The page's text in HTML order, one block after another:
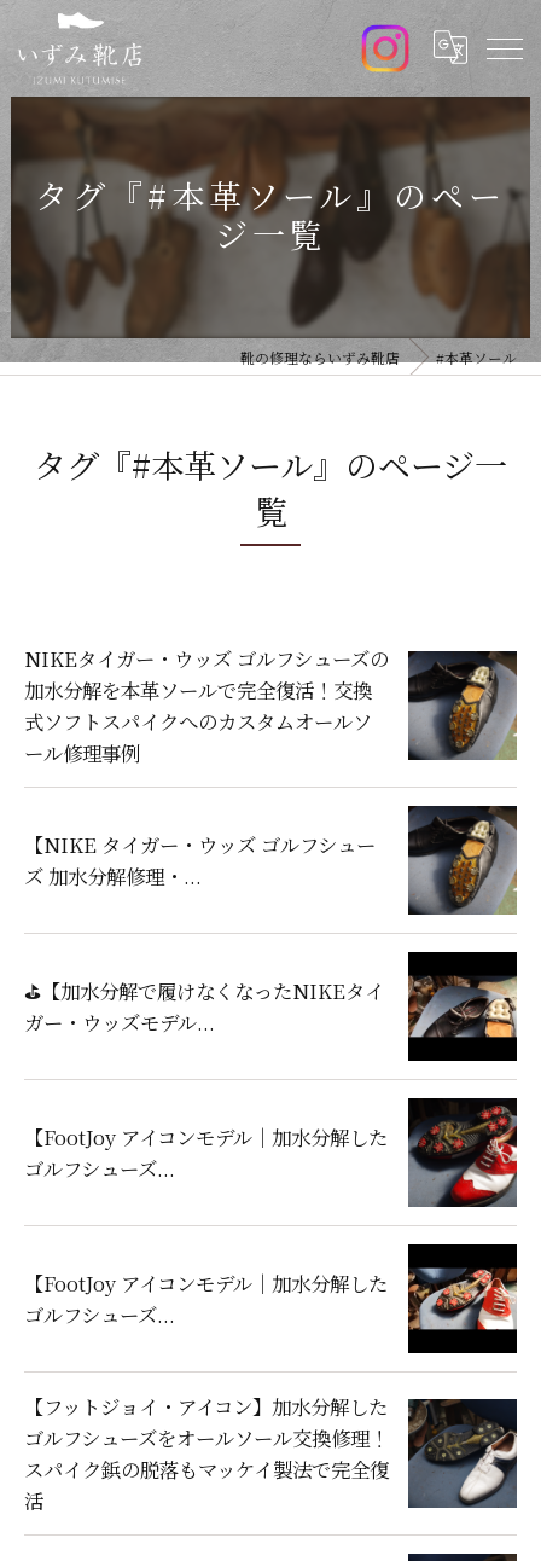
タグ『#本革ソール』のペー
ジ一覧
靴の修理ならいずみ靴店 #本革ソール
タグ『#本革ソール』のページ一
覧
NIKEタイガー・ウッズ ゴルフシューズの
加水分解を本革ソールで完全復活！交換
式ソフトスパイクへのカスタムオールソ
ール修理事例
【NIKE タイガー・ウッズ ゴルフシュー
ズ 加水分解修理・...
⛳️【加水分解で履けなくなったNIKEタイ
ガー・ウッズモデル...
【FootJoy アイコンモデル｜加水分解した
ゴルフシューズ...
【FootJoy アイコンモデル｜加水分解した
ゴルフシューズ...
【フットジョイ・アイコン】加水分解した
ゴルフシューズをオールソール交換修理！
スパイク鋲の脱落もマッケイ製法で完全復
活